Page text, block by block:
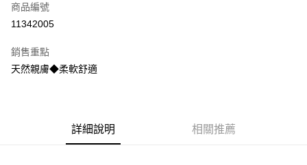
流程，驗證手機門號後，選擇欲分期的期數、繳款截止日，確認付款後即完
3.實際核准額度、可分期數及費用金額請依後續交易確認頁面所載為準。
消。如遇「轉專審核」未通過狀況，表示未達大哥付你分期系統評分，恕無
法說明評估內容。
帳／街口支付／iPASS MONEY」等通路繳費。
【關於「AFTEE先享後付」】
AFTEE先享後付是「在收到商品之後才付款」的支付方式。 讓您購物簡單
１．簡單：不需註冊會員、不需綁卡、不需儲值。
３．安心：先確認商品／服務後，再付款。
結帳頁面，進行簡訊認證並確認金額後，即可完成結帳。
２．訂單成立數日內，您將收到繳費通知簡訊。
３．收到繳費通知簡訊後14天內，點擊此簡訊中的連結，可透過四大超商／
ATM付款
運送方式
全家取貨付款
商品編號
11342005
銷售重點
天然親膚◆柔軟舒適
詳細說明 相關推薦